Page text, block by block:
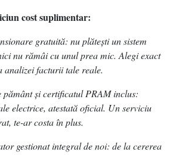
cost suplimentar:
gratuită: nu plăteşti un sistem
nu rămâi cu unul prea mic. Alegi exact
analizei facturii tale reale.
pământ şi certificatul PRAM inclus:
electrice, atestată oficial. Un serviciu
te-ar costa în plus.
gestionat integral de noi: de la cererea